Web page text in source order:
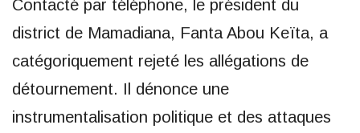
Contacté par téléphone, le président du
district de Mamadiana, Fanta Abou Keïta, a
catégoriquement rejeté les allégations de
détournement. Il dénonce une
instrumentalisation politique et des attaques